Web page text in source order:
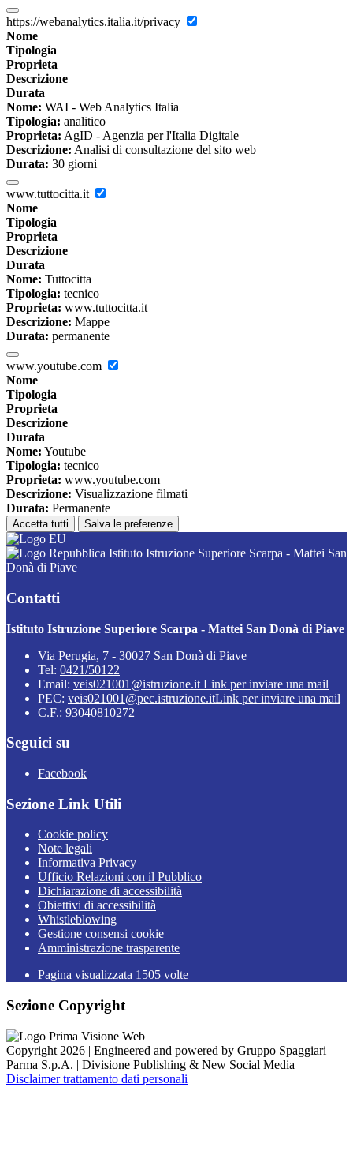
https://webanalytics.italia.it/privacy
Nome
Tipologia
Proprieta
Descrizione
Durata
Nome: WAI - Web Analytics Italia
Tipologia: analitico
Proprieta: AgID - Agenzia per l'Italia Digitale
Descrizione: Analisi di consultazione del sito web
Durata: 30 giorni
www.tuttocitta.it
Nome
Tipologia
Proprieta
Descrizione
Durata
Nome: Tuttocitta
Tipologia: tecnico
Proprieta: www.tuttocitta.it
Descrizione: Mappe
Durata: permanente
www.youtube.com
Nome
Tipologia
Proprieta
Descrizione
Durata
Nome: Youtube
Tipologia: tecnico
Proprieta: www.youtube.com
Descrizione: Visualizzazione filmati
Durata: Permanente
Accetta tutti Salva le preferenze
Istituto Istruzione Superiore Scarpa - Mattei San
Donà di Piave
Contatti
Istituto Istruzione Superiore Scarpa - Mattei San Donà di Piave
Via Perugia, 7 - 30027 San Donà di Piave
Tel: 0421/50122
Email: veis021001@istruzione.it Link per inviare una mail
PEC: veis021001@pec.istruzione.itLink per inviare una mail
C.F.: 93040810272
Seguici su
Facebook
Sezione Link Utili
Cookie policy
Note legali
Informativa Privacy
Ufficio Relazioni con il Pubblico
Dichiarazione di accessibilità
Obiettivi di accessibilità
Whistleblowing
Gestione consensi cookie
Amministrazione trasparente
Pagina visualizzata 1505 volte
Sezione Copyright
Copyright 2026 | Engineered and powered by Gruppo Spaggiari
Parma S.p.A. | Divisione Publishing & New Social Media
Disclaimer trattamento dati personali